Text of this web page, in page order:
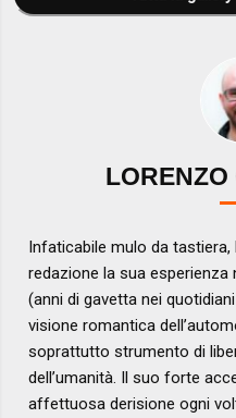
LORENZO
Infaticabile mulo da
redazione la sua esperienza
(anni di gavetta nei
visione romantica
soprattutto strumento di
dell’umanità. Il suo forte
affettuosa derisione ogni